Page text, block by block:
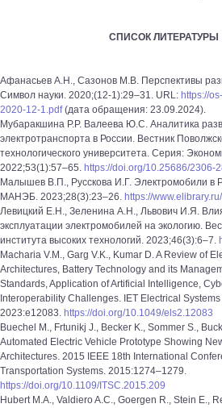
СПИСОК ЛИТЕРАТУРЫ
Афанасьев А.Н., Сазонов М.В. Перспективы
Символ науки. 2020;(12-1):29–31. URL: https://
2020-12-1.pdf(дата обращения: 23.09.2024).
Мубаракшина Р.Р. Валеева Ю.С. Аналитика
электротранспорта в России. Вестник
технологического университета. Серия:
2022;53(1):57–65. https://doi.org/10.25686/2306-
Малышев В.П., Русскова И.Г. Электромобили в
МАНЭБ. 2023;28(3):23–26. https://
Левицкий Е.Н., Зеленина А.Н., Львович И.Я.
эксплуатации электромобилей на экологию.
института высоких технологий. 2023;46(3):6–7.
Macharia V.M., Garg V.K., Kumar D. A Review of
Architectures, Battery Technology and its
Standards, Application of Artificial Intelligence,
Interoperability Challenges. IET Electrical
2023:e12083. https://doi.org/10.1049/els2.12083
Buechel M., Frtunikj J., Becker K., Sommer S.,
Automated Electric Vehicle Prototype Showing
Architectures. 2015 IEEE 18th International
Transportation Systems. 2015:1274–1279.
https://doi.org/10.1109/ITSC.2015.209
Hubert M.A., Valdiero A.C., Goergen R., Stein E.,